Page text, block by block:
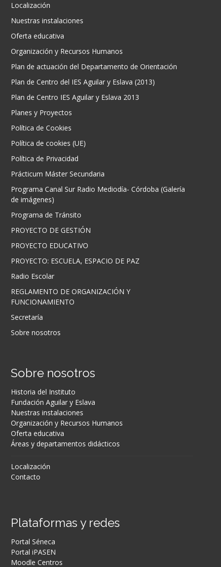
Localización
Nuestras instalaciones
Oferta educativa
Organización y Recursos Humanos
Plan de actuación del Departamento de Orientación
Plan de Centro del IES Aguilar y Eslava (2013)
Plan de Centro IES Aguilar y Eslava 2013
Planes y Proyectos
Política de Cookies
Política de cookies (UE)
Política de Privacidad
Prácticum Máster Secundaria
Programa Canal Sur Radio Mediodía- Córdoba (Galería
de imágenes)
Programa de Tránsito
PROYECTO DE GESTIÓN
PROYECTO EDUCATIVO
PROYECTO: ESCUELA, ESPACIO DE PAZ
Radio Escolar
REGLAMENTO DE ORGANIZACIÓN Y
FUNCIONAMIENTO
Secretaría
Sobre nosotros
Sobre nosotros
Historia del Instituto
Fundación Aguilar y Eslava
Nuestras instalaciones
Organización y Recursos Humanos
Oferta educativa
Áreas y departamentos didácticos
Localización
Contacto
Plataformas y redes
Portal Séneca
Portal iPASEN
Moodle Centros